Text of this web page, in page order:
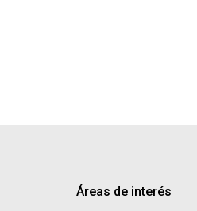
Áreas de interés